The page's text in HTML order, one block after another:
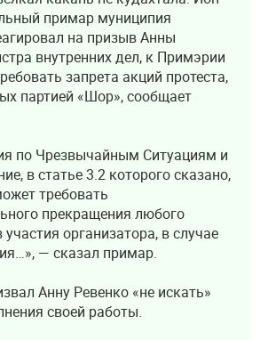
примар муниципия
на призыв Анны
внутренних дел, к Примэрии
запрета акций протеста,
партией «Шор», сообщает
по Чрезвычайным Ситуациям и
в статье 3.2 которого сказано,
требовать
прекращения любого
участия организатора, в случае
— сказал примар.
Анну Ревенко «не искать»
своей работы.